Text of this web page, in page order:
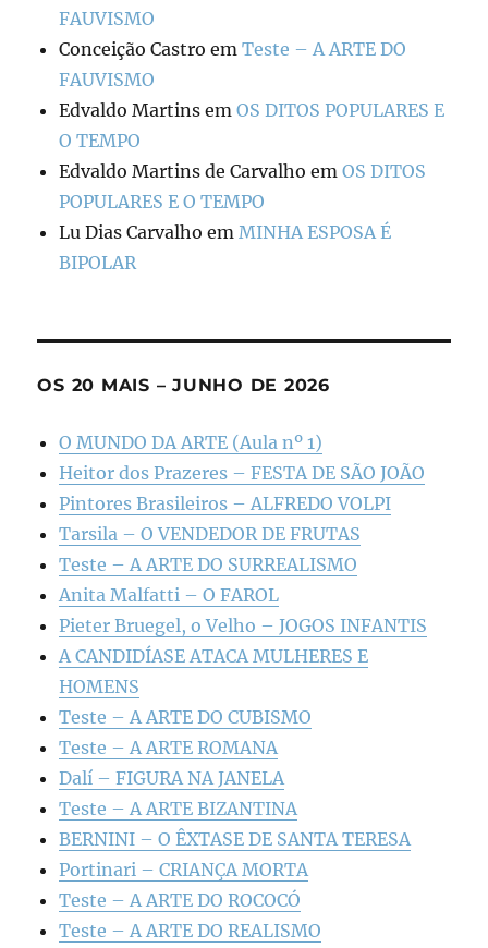
FAUVISMO
Conceição Castro emTeste – A ARTE DO
FAUVISMO
Edvaldo Martins emOS DITOS POPULARES E
O TEMPO
Edvaldo Martins de Carvalho emOS DITOS
POPULARES E O TEMPO
Lu Dias Carvalho em MINHA ESPOSA É
BIPOLAR
OS 20 MAIS – JUNHO DE 2026
O MUNDO DA ARTE (Aula nº 1)
Heitor dos Prazeres – FESTA DE SÃO JOÃO
Pintores Brasileiros – ALFREDO VOLPI
Tarsila – O VENDEDOR DE FRUTAS
Teste – A ARTE DO SURREALISMO
Anita Malfatti – O FAROL
Pieter Bruegel, o Velho – JOGOS INFANTIS
A CANDIDÍASE ATACA MULHERES E
HOMENS
Teste – A ARTE DO CUBISMO
Teste – A ARTE ROMANA
Dalí – FIGURA NA JANELA
Teste – A ARTE BIZANTINA
BERNINI – O ÊXTASE DE SANTA TERESA
Portinari – CRIANÇA MORTA
Teste – A ARTE DO ROCOCÓ
Teste – A ARTE DO REALISMO